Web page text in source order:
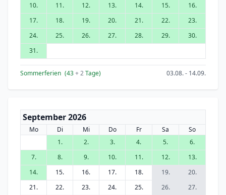
10.
11. 12. 13. 14. 15.
16.
17.
18. 19. 20. 21. 22.
23.
24.
25. 26. 27. 28. 29.
30.
31.
Sommerferien (43+ 2Tage) 03.08. - 14.09.
September 2026
Mo Di Mi Do Fr Sa
So
1.
2. 3. 4. 5.
6.
7.
8. 9. 10. 11. 12.
13.
14.
15. 16. 17. 18. 19.
20.
21.
22. 23. 24. 25. 26.
27.